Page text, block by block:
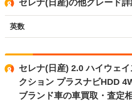
セレナ(日産)の他グレード
英数
セレナ(日産) 2.0 ハイウェ
クション プラスナビHDD
ブランド車の車買取・査定